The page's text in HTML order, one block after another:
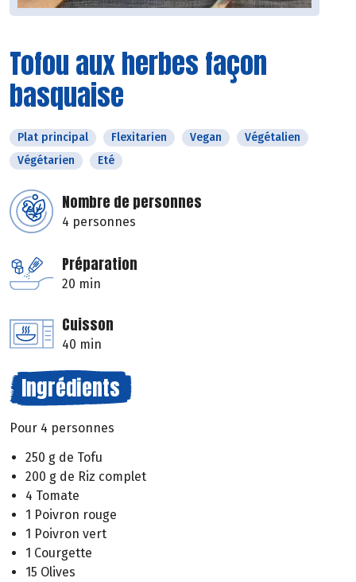
Tofou aux herbes façon
basquaise
Plat principal Flexitarien Vegan
Végétalien
Végétarien
Eté
Nombre de personnes
4 personnes
Préparation
20 min
Cuisson
40 min
Ingrédients
Pour 4 personnes
250 g de Tofu
200 g de Riz complet
4 Tomate
1 Poivron rouge
1 Poivron vert
1 Courgette
15 Olives